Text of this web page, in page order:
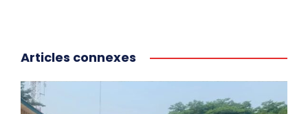
Articles connexes